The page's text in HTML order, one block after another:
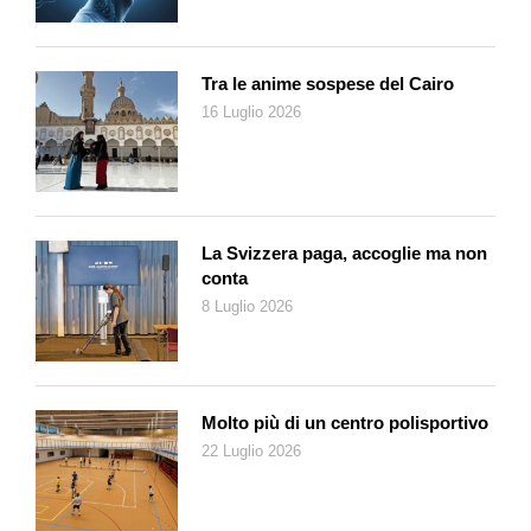
e il tentativo di ammetterlo tra gli strumenti che potessero
necessariamente dal potenziamento della sua sonorità. «Ho
avuto la fortuna di conoscere un liutaio straordinario, Arik
Kerman, che a ottant’anni ancora aveva voglia di confrontarsi
con me e mettere in discussione la storia del mandolino,
in grado di reggere, dal punto di vista strutturale, meccanico e
sonoro, un repertorio originariamente scritto per violino, con
quantità di note e varietà dinamiche impensabili per lo
strumento nella sua concezione originaria». Con questo Avital
Concerto per violino
esempio con leSonate o lePartite per violino solodel sommo
Johann Sebastian, tra cui la vertiginosa e virtuosistica
Ciaccona in re minore
A Lugano suonerà il Concerto che Giovanni Sollima ha scritto
Tra le anime sospese del Cairo
16 Luglio 2026
La Svizzera paga, accoglie ma non
conta
8 Luglio 2026
Molto più di un centro polisportivo
22 Luglio 2026